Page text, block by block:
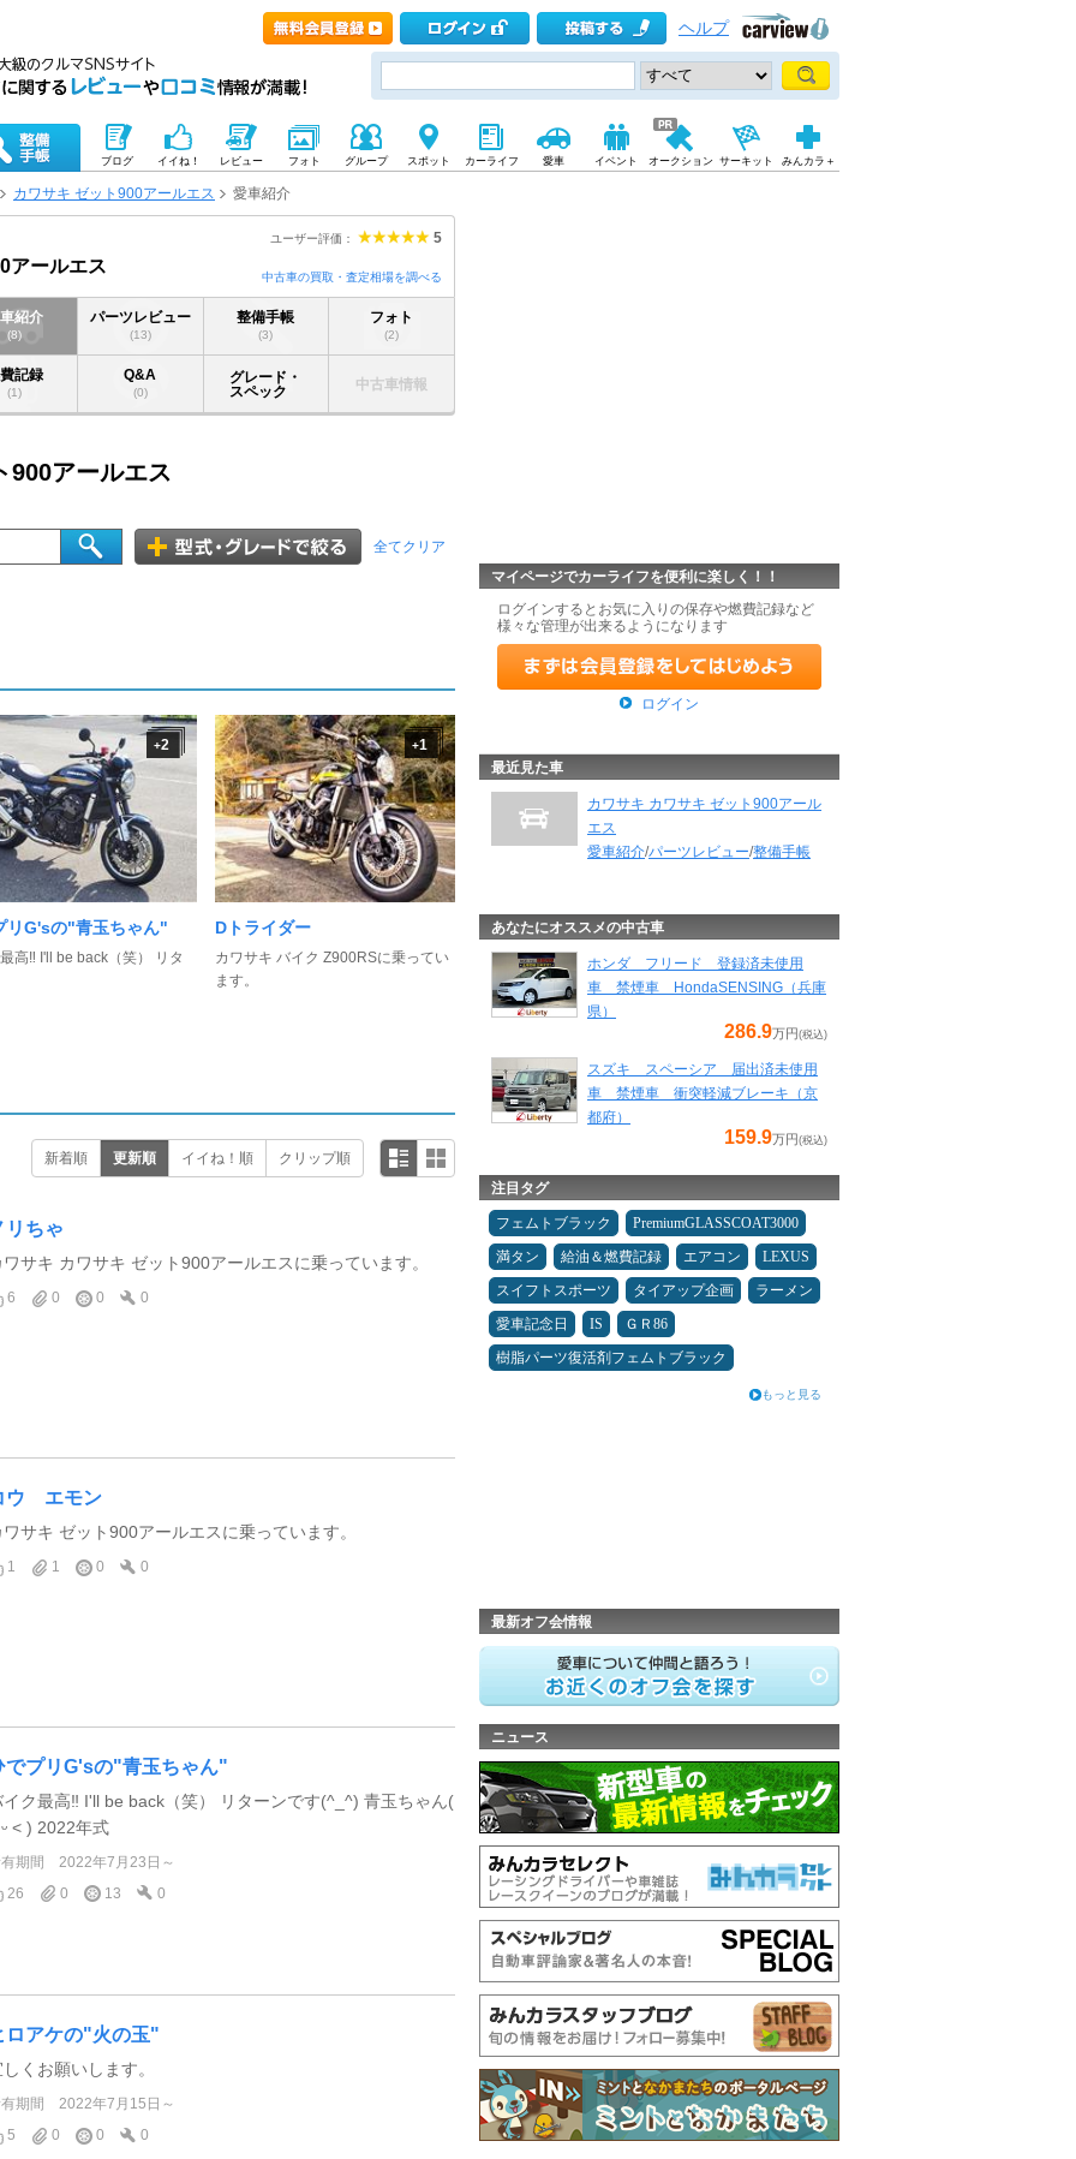
ヘルプ
ブログ イイね！ レビュー フォト グループ スポット カーライフ 愛車 イベント オークション サーキット みんカラ＋
カワサキ ゼット900アールエス 愛車紹介
ユーザー評価： 5
アールエス
中古車の買取・査定相場を調べる
紹介
(8)
パーツレビュー
(13)
整備手帳
(3)
フォト
(2)
記録
(1)
Q&A
(0)
グレード・
スペック
中古車情報
アールエス
全てクリア
+2
リG'sの"青玉ちゃん"
高‼️ I'll be back（笑） リタ
+1
Dトライダー
カワサキ バイク Z900RSに乗ってい
ます。
新着順 更新順 イイね！順 クリップ順
リちゃ
ワサキ カワサキ ゼット900アールエスに乗っています。
6 0 0 0
ウ エモン
ワサキ ゼット900アールエスに乗っています。
1 1 0 0
でプリG'sの"青玉ちゃん"
イク最高‼️ I'll be back（笑） リターンです(^_^) 青玉ちゃん(
˂ ) 2022年式
期間
2022年7月23日～
26
0 13 0
ロアケの"火の玉"
くお願いします。
期間
2022年7月15日～
5
0 0 0
マイページでカーライフを便利に楽しく！！
ログインするとお気に入りの保存や燃費記録など
様々な管理が出来るようになります
ログイン
最近見た車
カワサキ カワサキ ゼット900アール
エス
愛車紹介/パーツレビュー/整備手帳
あなたにオススメの中古車
ホンダ フリード 登録済未使用
車 禁煙車 HondaSENSING（兵庫
県）
286.9万円(税込)
スズキ スペーシア 届出済未使用
車 禁煙車 衝突軽減ブレーキ（京
都府）
159.9万円(税込)
注目タグ
フェムトブラック
PremiumGLASSCOAT3000
満タン
給油＆燃費記録 エアコン
LEXUS
スイフトスポーツ
タイアップ企画
ラーメン
愛車記念日
IS
ＧＲ86
樹脂パーツ復活剤フェムトブラック
もっと見る
最新オフ会情報
ニュース